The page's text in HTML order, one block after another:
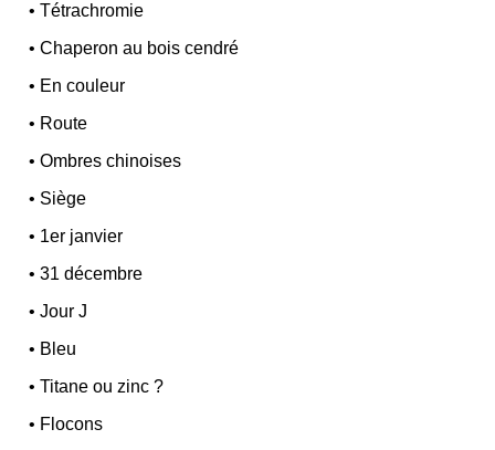
•Tétrachromie
•Chaperon au bois cendré
• En couleur
• Route
•Ombres chinoises
• Siège
• 1er janvier
•31 décembre
•Jour J
• Bleu
•Titane ou zinc ?
• Flocons